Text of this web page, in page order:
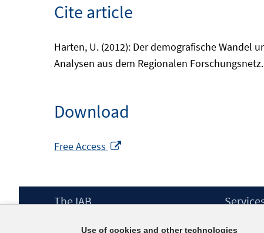
Cite article
Harten, U. (2012): Der demografische Wandel
Analysen aus dem Regionalen
Download
Free Access
Footer
The IAB
Use of cookies and other technologies